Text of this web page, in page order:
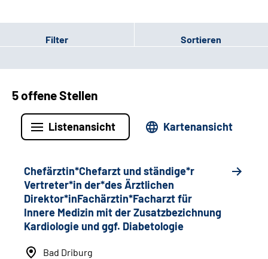
Filter Sortieren
5 offene Stellen
Listenansicht Kartenansicht
Chefärztin*Chefarzt und ständige*r
Vertreter*in der*des Ärztlichen
Direktor*inFachärztin*Facharzt für
Innere Medizin mit der Zusatzbezichnung
Kardiologie und ggf. Diabetologie
Bad Driburg